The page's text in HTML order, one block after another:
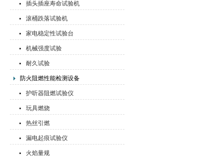
插头插座寿命试验机
滚桶跌落试验机
家电稳定性试验台
机械强度试验
耐久试验
防火阻燃性能检测设备
护听器阻燃试验仪
玩具燃烧
热丝引燃
漏电起痕试验仪
火焰量规